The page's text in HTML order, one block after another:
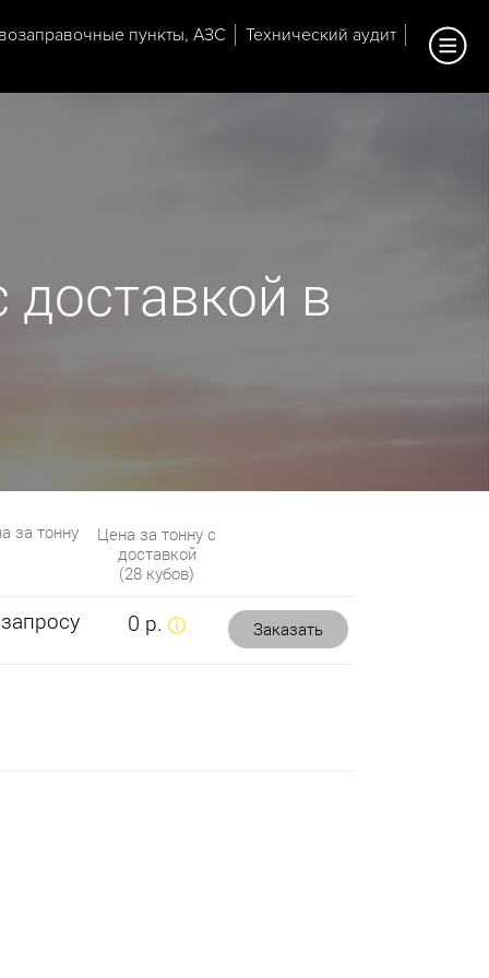
пункты, АЗС
Технический аудит
доставкой в
за тонну
Цена за тонну с
доставкой
(28 кубов)
0 р. Заказать